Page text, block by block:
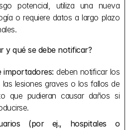
potencial, utiliza una nueva
o requiere datos a largo plazo
y qué se debe notificar?
importadores: deben notificar los
las lesiones graves o los fallos de
que pudieran causar daños si
(por ej., hospitales o